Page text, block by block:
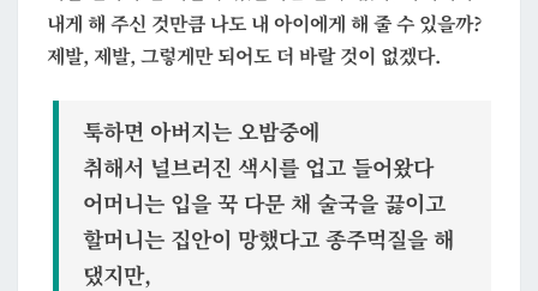
내게 해 주신 것만큼 나도 내 아이에게 해 줄 수 있을까?
제발, 제발, 그렇게만 되어도 더 바랄 것이 없겠다.
툭하면 아버지는 오밤중에
취해서 널브러진 색시를 업고 들어왔다
어머니는 입을 꾹 다문 채 술국을 끓이고
할머니는 집안이 망했다고 종주먹질을 해
댔지만,